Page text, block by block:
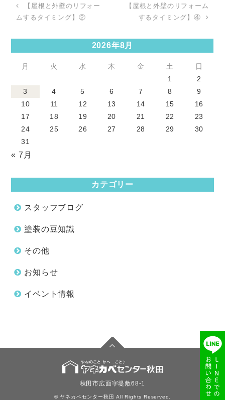
【屋根と外壁のリフォー
ムするタイミング】②
【屋根と外壁のリフォーム
するタイミング】④
2026年8月
月 火 水 木 金 土
日
1
2
3
4 5 6 7 8
9
10
11 12 13 14 15
16
17
18 19 20 21 22
23
24
25 26 27 28 29
30
31
« 7月
カテゴリー
スタッフブログ
塗装の豆知識
その他
お知らせ
イベント情報
秋田市広面字堤敷68-1
© ヤネカベセンター秋田 All Rights Reserved.